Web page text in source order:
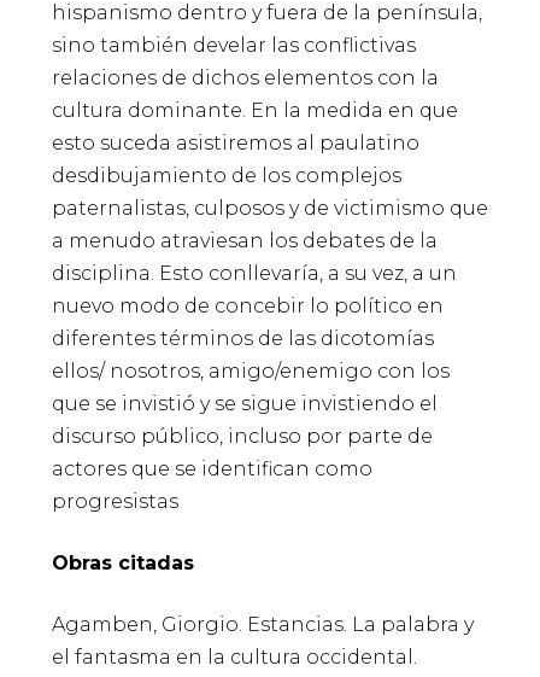
hispanismo dentro y fuera de la península,
sino también develar las conflictivas
relaciones de dichos elementos con la
cultura dominante. En la medida en que
esto suceda asistiremos al paulatino
desdibujamiento de los complejos
paternalistas, culposos y de victimismo que
a menudo atraviesan los debates de la
disciplina. Esto conllevaría, a su vez, a un
nuevo modo de concebir lo político en
diferentes términos de las dicotomías
ellos/ nosotros, amigo/enemigo con los
que se invistió y se sigue invistiendo el
discurso público, incluso por parte de
actores que se identifican como
progresistas
Obras citadas
Agamben, Giorgio. Estancias. La palabra y
el fantasma en la cultura occidental.